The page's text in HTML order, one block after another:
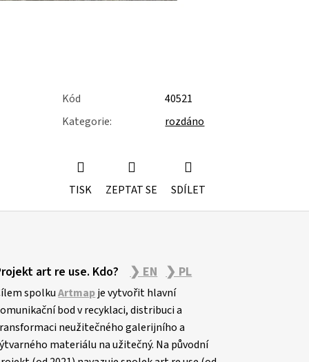
Kód
40521
Kategorie: rozdáno
TISK ZEPTAT SE SDÍLET
art re use. Kdo? ❯ EN ❯ PL
spolkuArtmapje vytvořit hlavní
bod v recyklaci, distribuci a
neužitečného galerijního a
materiálu na užitečný. Na původní